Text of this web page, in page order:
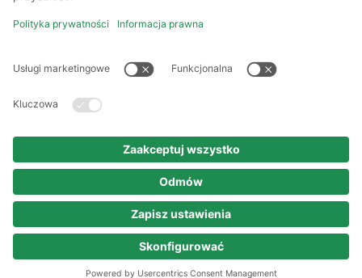
Informacje prawne
Polityka prywatności
Prawa autorskie
© 2025 persona service AG & Co. KG
Wszelkie prawa zastrzeżone